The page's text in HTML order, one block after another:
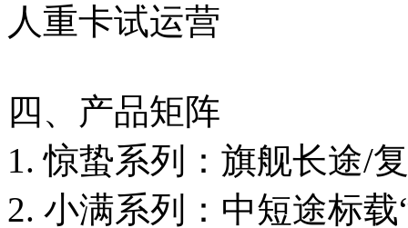
人重卡试运营
四、产品矩阵
1. 惊蛰系列：旗舰长途/
2. 小满系列：中短途标载